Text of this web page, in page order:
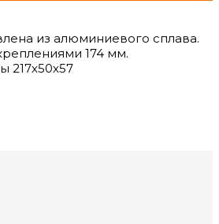
из алюминиевого сплава.
174 мм.
217х50х57